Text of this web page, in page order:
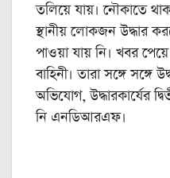
তলিয়ে যায়। নৌকাতে
স্থানীয় লোকজন উদ্ধার
পাওয়া যায় নি। খবর
বাহিনী। তারা সঙ্গে সঙ্গে
অভিযোগ, উদ্ধারকার্যের
নি এনডিআরএফ।